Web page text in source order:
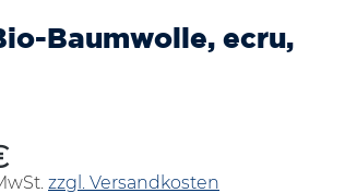
Baumwolle, ecru,
zzgl. Versandkosten